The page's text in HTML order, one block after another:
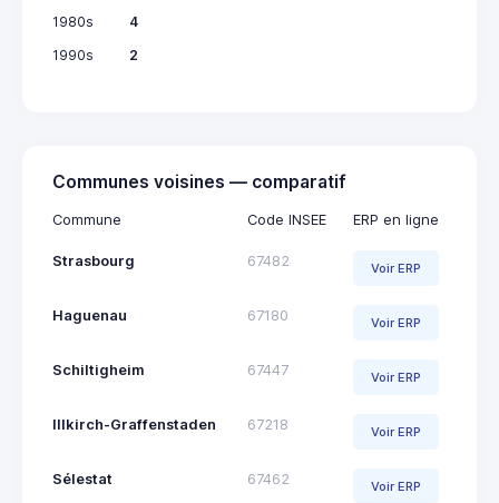
1980s
4
1990s
2
Communes voisines — comparatif
Commune Code INSEE ERP en ligne
Strasbourg 67482 Voir ERP
Haguenau 67180 Voir ERP
Schiltigheim 67447 Voir ERP
Illkirch-Graffenstaden 67218 Voir ERP
Sélestat 67462 Voir ERP